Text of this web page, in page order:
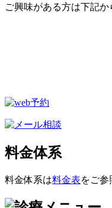
ご興味がある方は下記か
料金体系
料金体系は料金表をご参